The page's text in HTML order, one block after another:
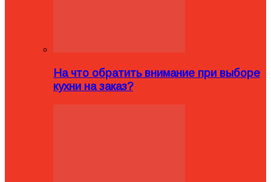
На что обратить внимание при выборе
кухни на заказ?